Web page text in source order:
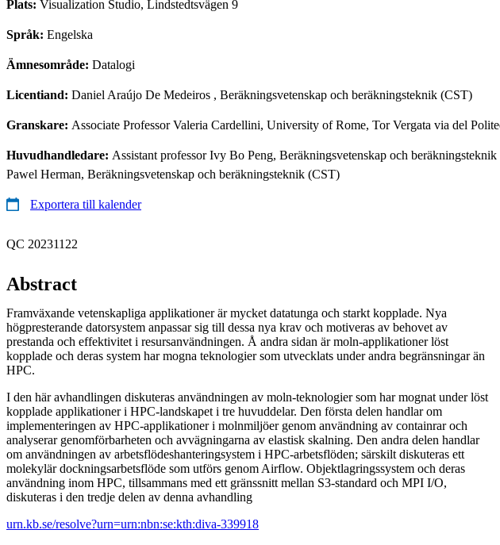
Plats: Visualization Studio, Lindstedtsvägen 9
Språk: Engelska
Ämnesområde: Datalogi
Licentiand: Daniel Araújo De Medeiros , Beräkningsvetenskap och beräkningsteknik (CST)
Granskare: Associate Professor Valeria Cardellini, University of Rome, Tor Vergata via del
Huvudhandledare: Assistant professor Ivy Bo Peng, Beräkningsvetenskap och
Pawel Herman, Beräkningsvetenskap och beräkningsteknik (CST)
Exportera till kalender
QC 20231122
Abstract
Framväxande vetenskapliga applikationer är mycket datatunga och starkt kopplade. Nya
högpresterande datorsystem anpassar sig till dessa nya krav och motiveras av behovet av
prestanda och effektivitet i resursanvändningen. Å andra sidan är moln-applikationer löst
kopplade och deras system har mogna teknologier som utvecklats under andra begränsningar än
HPC.
I den här avhandlingen diskuteras användningen av moln-teknologier som har mognat under löst
kopplade applikationer i HPC-landskapet i tre huvuddelar. Den första delen handlar om
implementeringen av HPC-applikationer i molnmiljöer genom användning av containrar och
analyserar genomförbarheten och avvägningarna av elastisk skalning. Den andra delen handlar
om användningen av arbetsflödeshanteringsystem i HPC-arbetsflöden; särskilt diskuteras ett
molekylär dockningsarbetsflöde som utförs genom Airflow. Objektlagringssystem och deras
användning inom HPC, tillsammans med ett gränssnitt mellan S3-standard och MPI I/O,
diskuteras i den tredje delen av denna avhandling
urn.kb.se/resolve?urn=urn:nbn:se:kth:diva-339918